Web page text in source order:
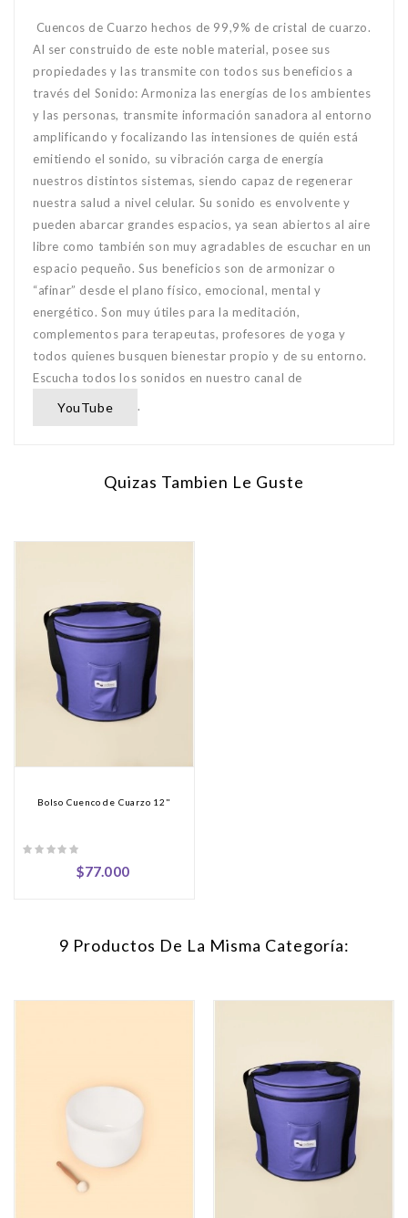
Cuencos de Cuarzo hechos de 99,9% de cristal de cuarzo.
Al ser construido de este noble material, posee sus
propiedades y las transmite con todos sus beneficios a
través del Sonido: Armoniza las energías de los ambientes
y las personas, transmite información sanadora al entorno
amplificando y focalizando las intensiones de quién está
emitiendo el sonido, su vibración carga de energía
nuestros distintos sistemas, siendo capaz de regenerar
nuestra salud a nivel celular. Su sonido es envolvente y
pueden abarcar grandes espacios, ya sean abiertos al aire
libre como también son muy agradables de escuchar en un
espacio pequeño. Sus beneficios son de armonizar o
“afinar” desde el plano físico, emocional, mental y
energético. Son muy útiles para la meditación,
complementos para terapeutas, profesores de yoga y
todos quienes busquen bienestar propio y de su entorno.
Escucha todos los sonidos en nuestro canal de
YouTube .
Quizas Tambien Le Guste
Bolso Cuenco de Cuarzo 12"
Precio
$77.000
9 Productos De La Misma Categoría: